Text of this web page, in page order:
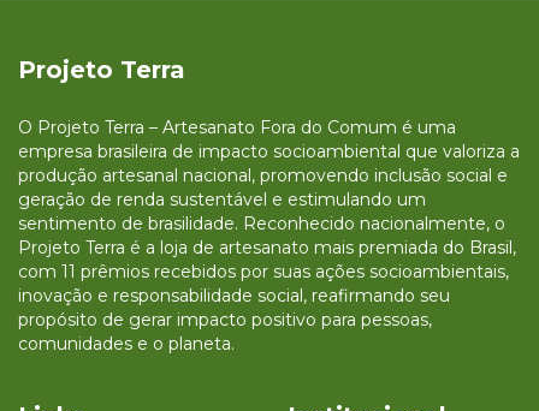
Projeto Terra
O Projeto Terra – Artesanato Fora do Comum é uma
empresa brasileira de impacto socioambiental que valoriza a
produção artesanal nacional, promovendo inclusão social e
geração de renda sustentável e estimulando um
sentimento de brasilidade. Reconhecido nacionalmente, o
Projeto Terra é a loja de artesanato mais premiada do Brasil,
com 11 prêmios recebidos por suas ações socioambientais,
inovação e responsabilidade social, reafirmando seu
propósito de gerar impacto positivo para pessoas,
comunidades e o planeta.